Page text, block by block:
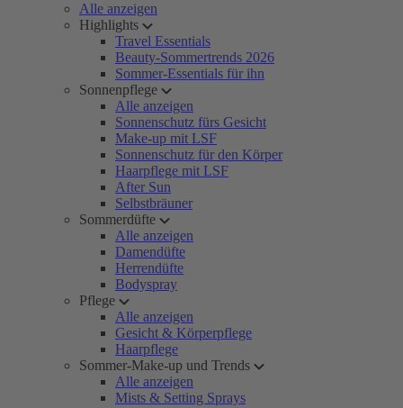
Alle anzeigen
Highlights
Travel Essentials
Beauty-Sommertrends 2026
Sommer-Essentials für ihn
Sonnenpflege
Alle anzeigen
Sonnenschutz fürs Gesicht
Make-up mit LSF
Sonnenschutz für den Körper
Haarpflege mit LSF
After Sun
Selbstbräuner
Sommerdüfte
Alle anzeigen
Damendüfte
Herrendüfte
Bodyspray
Pflege
Alle anzeigen
Gesicht & Körperpflege
Haarpflege
Sommer-Make-up und Trends
Alle anzeigen
Mists & Setting Sprays